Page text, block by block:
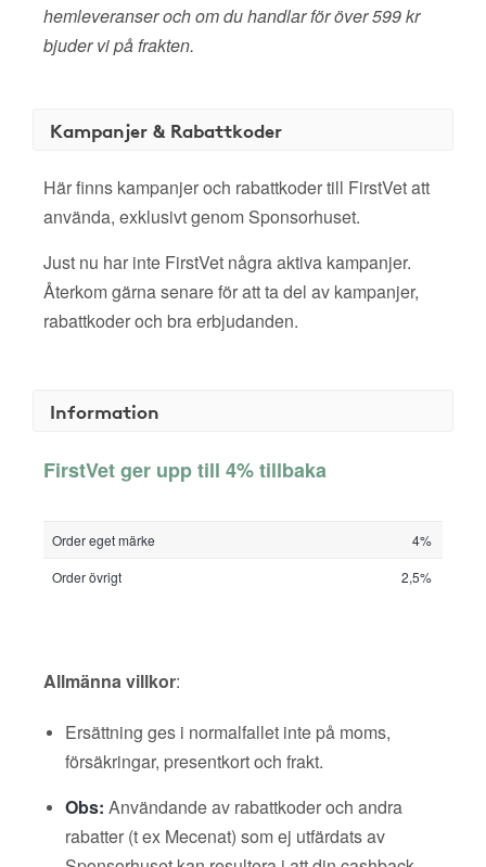
hemleveranser och om du handlar för över 599 kr
bjuder vi på frakten.
Kampanjer & Rabattkoder
Här finns kampanjer och rabattkoder till FirstVet att
använda, exklusivt genom Sponsorhuset.
Just nu har inte FirstVet några aktiva kampanjer.
Återkom gärna senare för att ta del av kampanjer,
rabattkoder och bra erbjudanden.
Information
FirstVet ger upp till 4% tillbaka
Order eget märke
4%
Order övrigt
2,5%
Allmänna villkor:
Ersättning ges i normalfallet inte på moms,
försäkringar, presentkort och frakt.
Obs: Användande av rabattkoder och andra
rabatter (t ex Mecenat) som ej utfärdats av